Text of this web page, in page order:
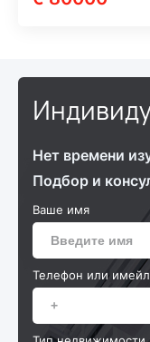
Нет времени
Подбор и
Ваше имя
Телефон или имейл